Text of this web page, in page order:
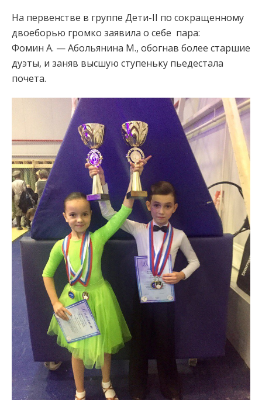
На первенстве в группе Дети-II по сокращенному
двоеборью громко заявила о себе пара:
Фомин А. — Абольянина М., обогнав более старшие
дуэты, и заняв высшую ступеньку пьедестала
почета.